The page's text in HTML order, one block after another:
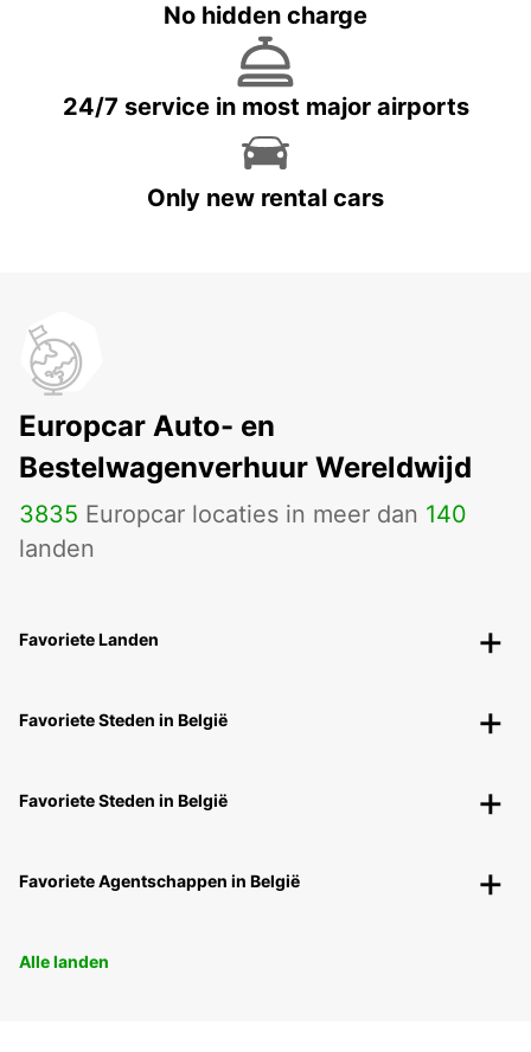
No hidden charge
24/7 service in most major airports
Only new rental cars
Europcar Auto- en
Bestelwagenverhuur Wereldwijd
3835 Europcar locaties in meer dan 140
landen
Favoriete Landen
Favoriete Steden in België
Favoriete Steden in België
Favoriete Agentschappen in België
Alle landen